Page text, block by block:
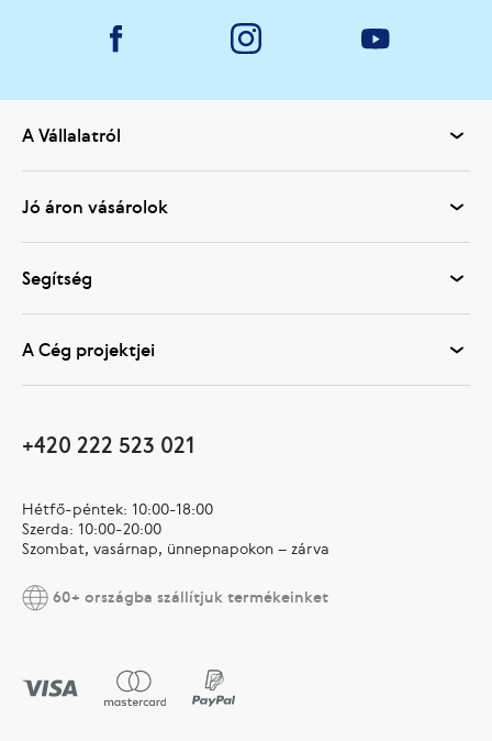
A Vállalatról
Jó áron vásárolok
Segítség
A Cég projektjei
+420 222 523 021
Hétfő-péntek: 10:00-18:00
Szerda: 10:00-20:00
Szombat, vasárnap, ünnepnapokon – zárva
60+ országba szállítjuk termékeinket